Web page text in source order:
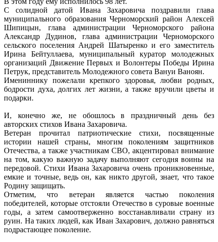
С солидной датой Ивана Захаровича поздравили глава
муниципального образования Черноморский район Алексей
Шипицын, глава администрации Черноморского района
Александр Дудинов, глава администрации Черноморского
сельского поселения Андрей Шатыренко и его заместитель
Ирина Бейтуллаева, муниципальный куратор молодежных
организаций Движение Первых и Волонтеры Победы Ирина
Петрук, представитель Молодежного совета Вануи Ваноян.
Имениннику пожелали крепкого здоровья, любви родных,
бодрости духа, долгих лет жизни, а также вручили цветы и
подарки.
И, конечно же, не обошлось в праздничный день без
авторских стихов Ивана Захаровича.
Ветеран прочитал патриотические стихи, посвященные
истории нашей страны, многим поколениям защитников
Отечества, а также участникам СВО, акцентировал внимание
на том, какую важную задачу выполняют сегодня воины на
передовой. Стихи Ивана Захаровича очень проникновенные,
емкие и точные, ведь он, как никто другой, знает, что такое
Родину защищать.
Отметим, что ветеран является частью поколения
победителей, которые отстояли Отечество в суровые военные
годы, а затем самоотверженно восстанавливали страну из
руин. На таких людей, как Иван Захарович, должно равняться
подрастающее поколение.